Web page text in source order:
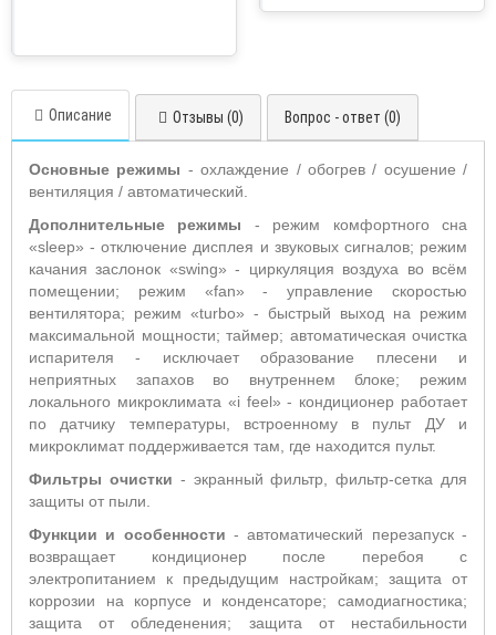
Описание Отзывы (0) Вопрос - ответ (0)
Основные режимы - охлаждение / обогрев / осушение /
вентиляция / автоматический.
Дополнительные режимы - режим комфортного сна
«sleep» - отключение дисплея и звуковых сигналов; режим
качания заслонок «swing» - циркуляция воздуха во всём
помещении; режим «fan» - управление скоростью
вентилятора; режим «turbo» - быстрый выход на режим
максимальной мощности; таймер; автоматическая очистка
испарителя - исключает образование плесени и
неприятных запахов во внутреннем блоке; режим
локального микроклимата «i feel» - кондиционер работает
по датчику температуры, встроенному в пульт ДУ и
микроклимат поддерживается там, где находится пульт.
Фильтры очистки - экранный фильтр, фильтр-сетка для
защиты от пыли.
Функции и особенности - автоматический перезапуск -
возвращает кондиционер после перебоя с
электропитанием к предыдущим настройкам; защита от
коррозии на корпусе и конденсаторе; самодиагностика;
защита от обледенения; защита от нестабильности